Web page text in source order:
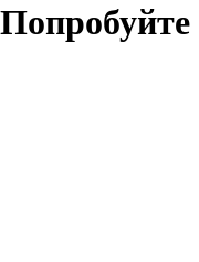
Попробуйте